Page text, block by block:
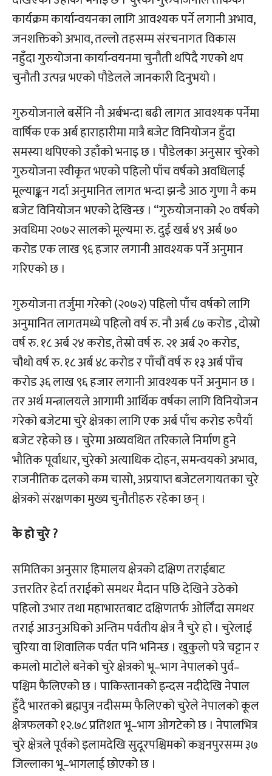
कार्यक्रम कार्यान्वयनका लागि आवश्यक पर्ने लगानी अभाव,
जनशक्तिको अभाव, तल्लो तहसम्म संरचनागत विकास
नहुँदा गुरुयोजना कार्यान्वयनमा चुनौती थपिदै गएको थप
चुनौती उत्पन्न भएको पौडेलले जानकारी दिनुभयो ।
गुरुयोजनाले बर्सेनि नौ अर्बभन्दा बढी लागत आवश्यक पर्नेमा
वार्षिक एक अर्ब हाराहारीमा मात्रै बजेट विनियोजन हुँदा
समस्या थपिएको उहाँको भनाइ छ । पौडेलका अनुसार चुरेको
गुरुयोजना स्वीकृत भएको पहिलो पाँच वर्षको अवधिलाई
मूल्याङ्कन गर्दा अनुमानित लागत भन्दा झन्डै आठ गुणा नै कम
बजेट विनियोजन भएको देखिन्छ । “गुरुयोजनाको २० वर्षको
अवधिमा २०७२ सालको मूल्यमा रु. दुई खर्ब ४९ अर्ब ७०
करोड एक लाख ९६ हजार लगानी आवश्यक पर्ने अनुमान
गरिएको छ ।
गुरुयोजना तर्जुमा गरेको (२०७२) पहिलो पाँच वर्षको लागि
अनुमानित लागतमध्ये पहिलो वर्ष रु. नौ अर्ब ८७ करोड , दोस्रो
वर्ष रु. १८ अर्ब २४ करोड, तेस्रो वर्ष रु. २१ अर्ब २० करोड,
चौथो वर्ष रु. १८ अर्ब ४८ करोड र पाँचौं वर्ष रु १३ अर्ब पाँच
करोड ३६ लाख ९६ हजार लगानी आवश्यक पर्ने अनुमान छ ।
तर अर्थ मन्त्रालयले आगामी आर्थिक वर्षका लागि विनियोजन
गरेको बजेटमा चुरे क्षेत्रका लागि एक अर्ब पाँच करोड रुपैयाँ
बजेट रहेको छ । चुरेमा अव्यवथित तरिकाले निर्माण हुने
भौतिक पूर्वाधार, चुरेको अत्याधिक दोहन, समन्वयको अभाव,
राजनीतिक दलको कम चासो, अप्रयाप्त बजेटलगायतका चुरे
क्षेत्रको संरक्षणका मुख्य चुनौतीहरु रहेका छन् ।
के हो चुरे ?
समितिका अनुसार हिमालय क्षेत्रको दक्षिण तराईबाट
उत्तरतिर हेर्दा तराईको समथर मैदान पछि देखिने उठेको
पहिलो उभार तथा महाभारतबाट दक्षिणतर्फ ओर्लिंदा समथर
तराई आउनुअघिको अन्तिम पर्वतीय क्षेत्र नै चुरे हो । चुरेलाई
चुरिया वा शिवालिक पर्वत पनि भनिन्छ । खुकुलो पत्रे चट्टान र
कमलो माटोले बनेको चुरे क्षेत्रको भू–भाग नेपालको पुर्व–
पश्चिम फैलिएको छ । पाकिस्तानको इन्दस नदीदेखि नेपाल
हुँदै भारतको ब्रह्मपुत्र नदीसम्म फैलिएको चुरेले नेपालको कूल
क्षेत्रफलको १२.७८ प्रतिशत भू–भाग ओगटेको छ । नेपालभित्र
चुरे क्षेत्रले पूर्वको इलामदेखि सुदूरपश्चिमको कञ्चनपुरसम्म ३७
जिल्लाका भू–भागलाई छोएको छ ।